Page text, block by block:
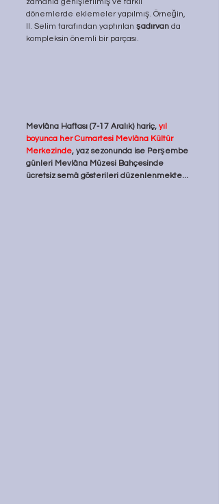
zamanla genişletilmiş ve farklı
dönemlerde eklemeler yapılmış. Örneğin,
II. Selim tarafından yaptırılan şadırvan da
kompleksin önemli bir parçası.
Mevlâna Haftası (7-17 Aralık) hariç, yıl
boyunca her Cumartesi Mevlâna Kültür
Merkezinde, yaz sezonunda ise Perşembe
günleri Mevlâna Müzesi Bahçesinde
ücretsiz semâ gösterileri düzenlenmekte...